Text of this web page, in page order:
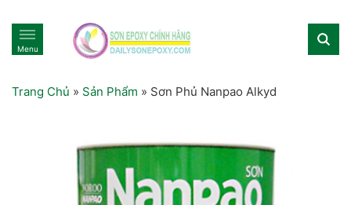
Menu
Trang Chủ » Sản Phẩm » Sơn Phủ Nanpao Alkyd